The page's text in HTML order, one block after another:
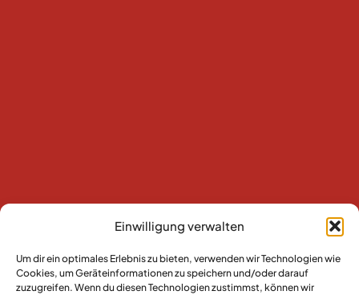
Einwilligung verwalten
Um dir ein optimales Erlebnis zu bieten, verwenden wir Technologien wie
Cookies, um Geräteinformationen zu speichern und/oder darauf
zuzugreifen. Wenn du diesen Technologien zustimmst, können wir